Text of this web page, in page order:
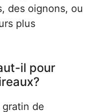
des oignons, ou
plus
il pour
gratin de